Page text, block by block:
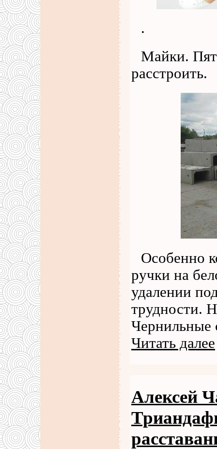
.
Майки.
расстроить.
Особенно
ручки на
удалении
трудности.
Чернильные
Читать далее
Алексей